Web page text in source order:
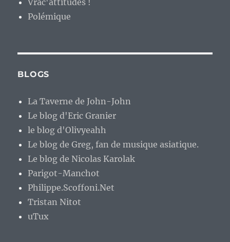
Vrac'attitudes !
Polémique
BLOGS
La Taverne de John-John
Le blog d'Eric Granier
le blog d'Olivyeahh
Le blog de Greg, fan de musique asiatique.
Le blog de Nicolas Karolak
Parigot-Manchot
Philippe.Scoffoni.Net
Tristan Nitot
uTux